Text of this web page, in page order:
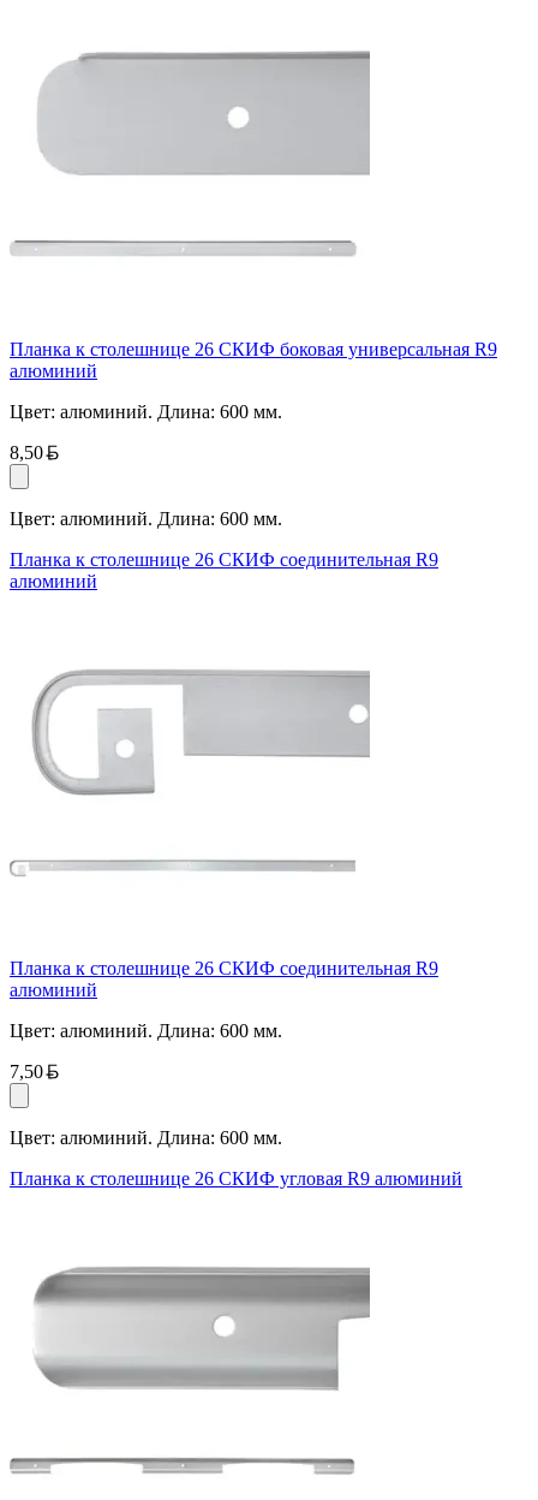
Планка к столешнице 26 СКИФ боковая универсальная R9
алюминий
Цвет: алюминий. Длина: 600 мм.
8,50
Цвет: алюминий. Длина: 600 мм.
Планка к столешнице 26 СКИФ соединительная R9
алюминий
Планка к столешнице 26 СКИФ соединительная R9
алюминий
Цвет: алюминий. Длина: 600 мм.
7,50
Цвет: алюминий. Длина: 600 мм.
Планка к столешнице 26 СКИФ угловая R9 алюминий